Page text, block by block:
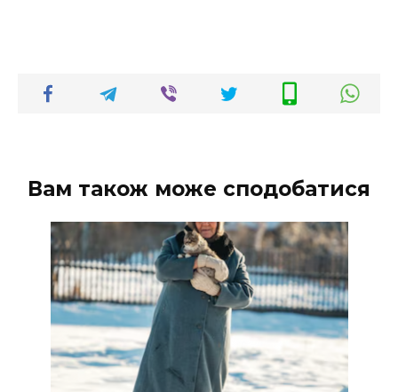
Вам також може сподобатися